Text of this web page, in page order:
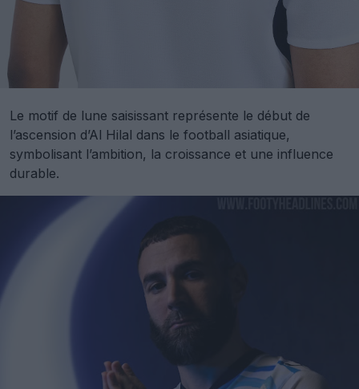
Le motif de lune saisissant représente le début de
l’ascension d’Al Hilal dans le football asiatique,
symbolisant l’ambition, la croissance et une influence
durable.